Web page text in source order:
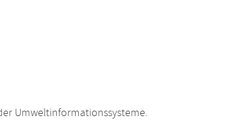
Umweltinformationssysteme.